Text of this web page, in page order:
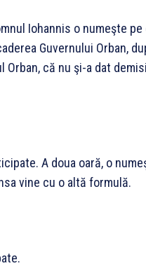
Iohannis o numeşte pe
Guvernului Orban,
că nu şi-a dat
A doua oară, o
vine cu o altă formulă.